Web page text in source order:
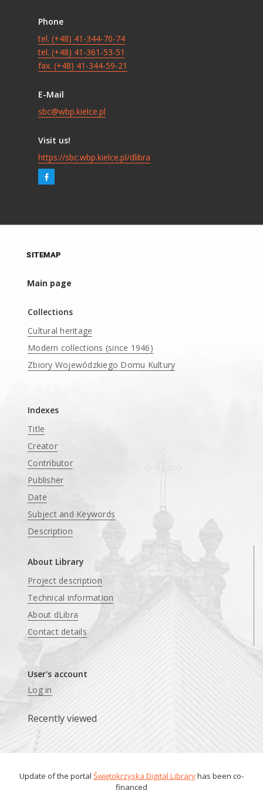
Phone
tel. (+48) 41-344-70-74
tel. (+48) 41-361-53-51
fax. (+48) 41-344-59-21
E-Mail
sbc@wbp.kielce.pl
Visit us!
https://sbc.wbp.kielce.pl/dlibra
SITEMAP
Main page
Collections
Cultural heritage
Modern collections (since 1946)
Zbiory Wojewódzkiego Domu Kultury
Indexes
Title
Creator
Contributor
Publisher
Date
Subject and Keywords
Description
About Library
Project description
Technical information
About dLibra
Contact details
User's account
Log in
Recently viewed
Update of the portal Świętokrzyska Digital Libraryhas been co-
financed